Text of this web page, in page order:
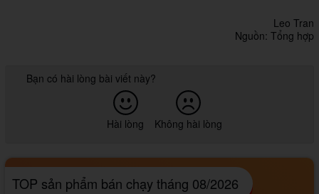
Leo Tran
Nguồn: Tổng hợp
Bạn có hài lòng bài viết này?
Hài lòng Không hài lòng
TOP sản phẩm bán chạy tháng 08/2026